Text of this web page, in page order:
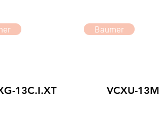
13C.I.XT
Baumer
VCXU-13M